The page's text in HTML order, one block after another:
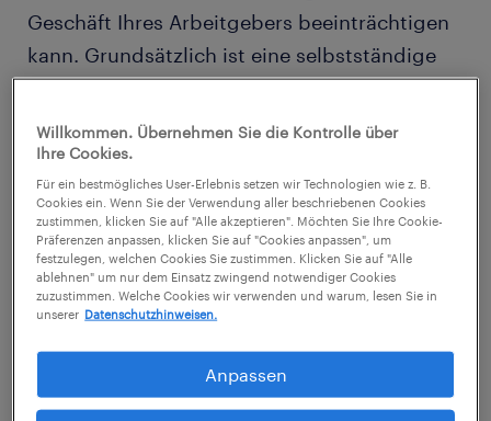
Geschäft Ihres Arbeitgebers beeinträchtigen
kann. Grundsätzlich ist eine selbstständige
Nebentätigkeit erlaubnisfrei, solange keine
Wettbewerbssituation entsteht und die
Arbeitskraft nicht leidet.
Oft befindet sich in Arbeitsverträgen eine
sogenannteNebentätigkeitsklausel. Sie
besagt, dass Sie Ihren Arbeitgeber vorab
darüber in Kenntnis setzen müssen, wenn Sie
Tätigkeit nachgehen möchten. Sollte diese
Tätigkeit in Konflikt mit Ihrem
Willkommen. Übernehmen Sie die Kontrolle über
Ihre Cookies.
Für ein bestmögliches User-Erlebnis setzen wir Technologien wie z. B.
Cookies ein. Wenn Sie der Verwendung aller beschriebenen Cookies
zustimmen, klicken Sie auf "Alle akzeptieren". Möchten Sie Ihre Cookie-
Präferenzen anpassen, klicken Sie auf "Cookies anpassen", um
festzulegen, welchen Cookies Sie zustimmen. Klicken Sie auf "Alle
ablehnen" um nur dem Einsatz zwingend notwendiger Cookies
zuzustimmen. Welche Cookies wir verwenden und warum, lesen Sie in
unserer Datenschutzhinweisen.
Anpassen